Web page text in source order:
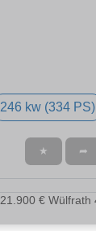
246 kw (334 PS)
★ ➦